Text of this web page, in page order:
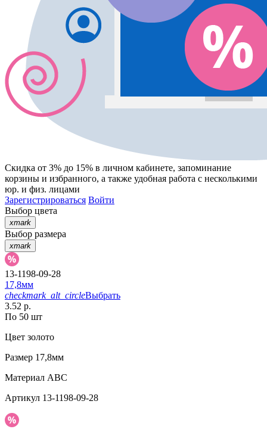
Скидка от 3% до 15% в личном кабинете, запоминание
корзины и избранного, а также удобная работа с несколькими
юр. и физ. лицами
Зарегистрироваться Войти
Выбор цвета
xmark
Выбор размера
xmark
13-1198-09-28
17,8мм
checkmark_alt_circleВыбрать
3.52 р.
По 50 шт
Цвет золото
Размер 17,8мм
Материал АВС
Артикул 13-1198-09-28